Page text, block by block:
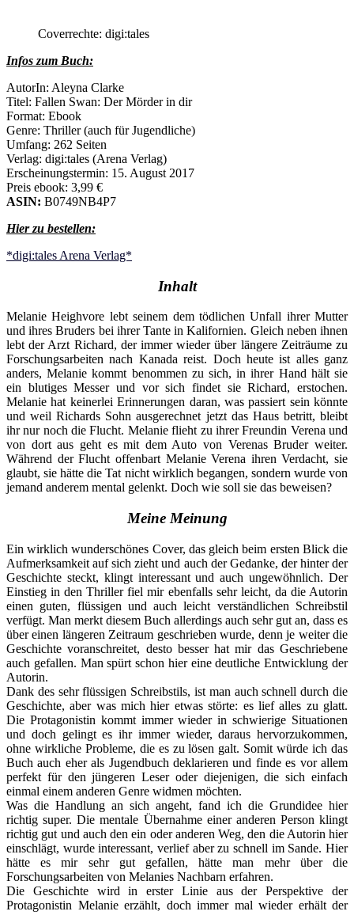
Coverrechte: digi:tales
Infos zum Buch:
AutorIn: Aleyna Clarke
Titel: Fallen Swan: Der Mörder in dir
Format: Ebook
Genre: Thriller (auch für Jugendliche)
Umfang: 262 Seiten
Verlag: digi:tales (Arena Verlag)
Erscheinungstermin: 15. August 2017
Preis ebook: 3,99 €
ASIN: B0749NB4P7
Hier zu bestellen:
*digi:tales Arena Verlag*
Inhalt
Melanie Heighvore lebt seinem dem tödlichen Unfall ihrer Mutter
und ihres Bruders bei ihrer Tante in Kalifornien. Gleich neben ihnen
lebt der Arzt Richard, der immer wieder über längere Zeiträume zu
Forschungsarbeiten nach Kanada reist. Doch heute ist alles ganz
anders, Melanie kommt benommen zu sich, in ihrer Hand hält sie
ein blutiges Messer und vor sich findet sie Richard, erstochen.
Melanie hat keinerlei Erinnerungen daran, was passiert sein könnte
und weil Richards Sohn ausgerechnet jetzt das Haus betritt, bleibt
ihr nur noch die Flucht. Melanie flieht zu ihrer Freundin Verena und
von dort aus geht es mit dem Auto von Verenas Bruder weiter.
Während der Flucht offenbart Melanie Verena ihren Verdacht, sie
glaubt, sie hätte die Tat nicht wirklich begangen, sondern wurde von
jemand anderem mental gelenkt. Doch wie soll sie das beweisen?
Meine Meinung
Ein wirklich wunderschönes Cover, das gleich beim ersten Blick die
Aufmerksamkeit auf sich zieht und auch der Gedanke, der hinter der
Geschichte steckt, klingt interessant und auch ungewöhnlich. Der
Einstieg in den Thriller fiel mir ebenfalls sehr leicht, da die Autorin
einen guten, flüssigen und auch leicht verständlichen Schreibstil
verfügt. Man merkt diesem Buch allerdings auch sehr gut an, dass es
über einen längeren Zeitraum geschrieben wurde, denn je weiter die
Geschichte voranschreitet, desto besser hat mir das Geschriebene
auch gefallen. Man spürt schon hier eine deutliche Entwicklung der
Autorin.
Dank des sehr flüssigen Schreibstils, ist man auch schnell durch die
Geschichte, aber was mich hier etwas störte: es lief alles zu glatt.
Die Protagonistin kommt immer wieder in schwierige Situationen
und doch gelingt es ihr immer wieder, daraus hervorzukommen,
ohne wirkliche Probleme, die es zu lösen galt. Somit würde ich das
Buch auch eher als Jugendbuch deklarieren und finde es vor allem
perfekt für den jüngeren Leser oder diejenigen, die sich einfach
einmal einem anderen Genre widmen möchten.
Was die Handlung an sich angeht, fand ich die Grundidee hier
richtig super. Die mentale Übernahme einer anderen Person klingt
richtig gut und auch den ein oder anderen Weg, den die Autorin hier
einschlägt, wurde interessant, verlief aber zu schnell im Sande. Hier
hätte es mir sehr gut gefallen, hätte man mehr über die
Forschungsarbeiten von Melanies Nachbarn erfahren.
Die Geschichte wird in erster Linie aus der Perspektive der
Protagonistin Melanie erzählt, doch immer mal wieder erhält der